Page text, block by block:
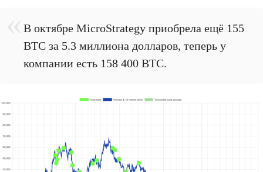
В октябре MicroStrategy приобрела ещё 155
BTC за 5.3 миллиона долларов, теперь у
компании есть 158 400 BTC.